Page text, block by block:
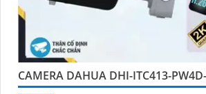
CAMERA DAHUA DHI-ITC413-